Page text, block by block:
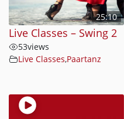
25:10
Live Classes – Swing 2
53views
Live Classes,Paartanz